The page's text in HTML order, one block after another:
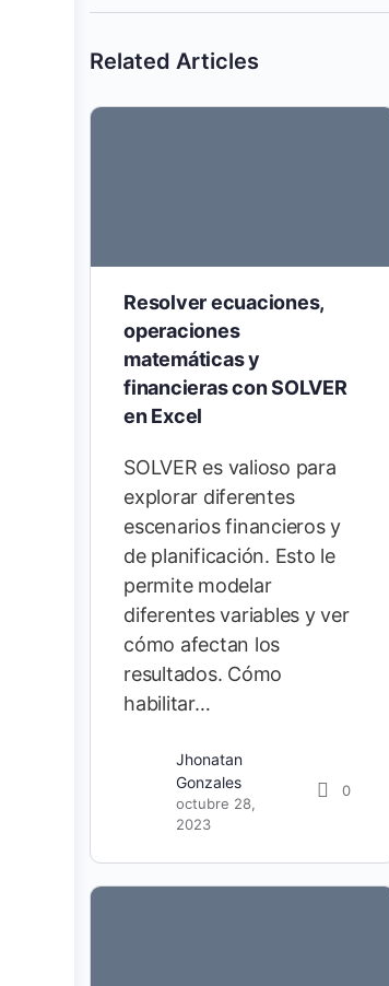
Related Articles
Resolver ecuaciones,
operaciones
matemáticas y
financieras con SOLVER
en Excel
SOLVER es valioso para
explorar diferentes
escenarios financieros y
de planificación. Esto le
permite modelar
diferentes variables y ver
cómo afectan los
resultados. Cómo
habilitar…
Jhonatan
Gonzales
octubre 28,
2023
0